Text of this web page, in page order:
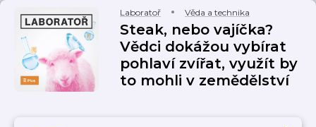
Laboratoř Věda a technika
Steak, nebo vajíčka?
Vědci dokážou vybírat
pohlaví zvířat, využít by
to mohli v zemědělství